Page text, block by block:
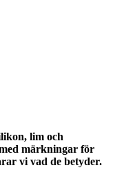
lim och
märkningar för
vi vad de betyder.